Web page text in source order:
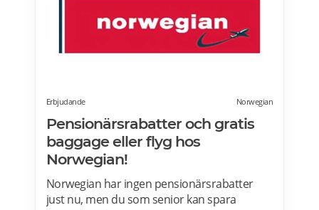
Erbjudande Norwegian
Pensionärsrabatter och gratis
baggage eller flyg hos
Norwegian!
Norwegian har ingen pensionärsrabatter
just nu, men du som senior kan spara